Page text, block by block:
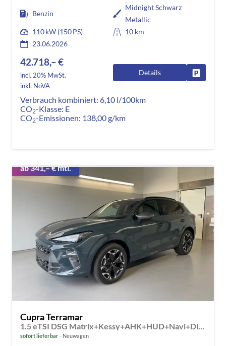
Benzin
Midnight Schwarz
Metallic
110 kW (150 PS)
10 km
23.06.2026
42.718,– €
incl. 20% MwSt.
inkl. NoVA
Details
Verbrauch kombiniert: 6,10 l/100km
CO2-Klasse: E
CO2-Emissionen: 138,00 g/km
ab 341,– € mtl.
Cupra Terramar
1.5 eTSI DSG Matrix+Kessy+AHK+HUD+Navi+Dinamica+360°+eHeck+GV5
sofort lieferbar Neuwagen